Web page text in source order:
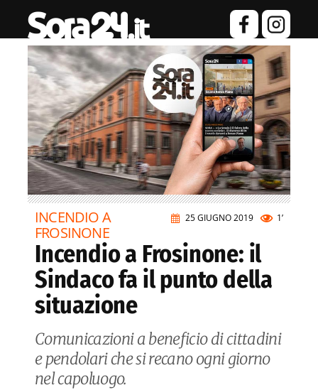
25 GIUGNO 2019 1’
INCENDIO A
FROSINONE
Incendio a Frosinone: il
Sindaco fa il punto della
situazione
Comunicazioni a beneficio di cittadini
e pendolari che si recano ogni giorno
nel capoluogo.